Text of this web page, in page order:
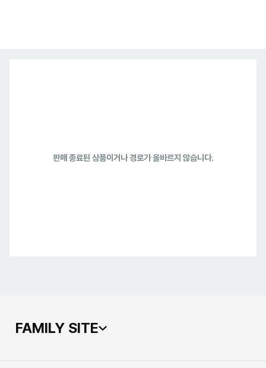
판매 종료된 상품이거나 경로가 올바르지 않습니다.
FAMILY SITE